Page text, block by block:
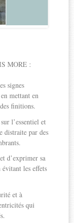
MORE :
signes
mettant en
finitions.
l’essentiel et
distraite par des
d’exprimer sa
les effets
et à
qui